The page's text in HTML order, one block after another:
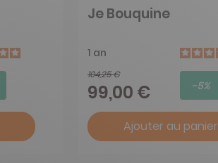
Je Bouquine
1 an
104,25 €
99,00 € -5%
Ajouter au panier